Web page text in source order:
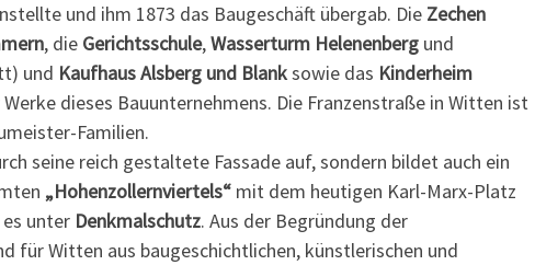
und ihm 1873 das Baugeschäft übergab. Die Zechen
, die Gerichtsschule,Wasserturm Helenenberg und
und Kaufhaus Alsberg und Blanksowie das Kinderheim
dieses Bauunternehmens. Die Franzenstraße in Witten ist
Familien.
seine reich gestaltete Fassade auf, sondern bildet auch ein
„Hohenzollernviertels“ mit dem heutigen Karl-Marx-Platz
unter Denkmalschutz. Aus der Begründung der
für Witten aus baugeschichtlichen, künstlerischen und